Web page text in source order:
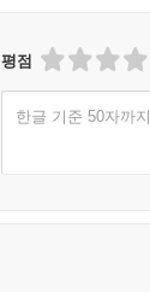
평점
한글 기준 50자까